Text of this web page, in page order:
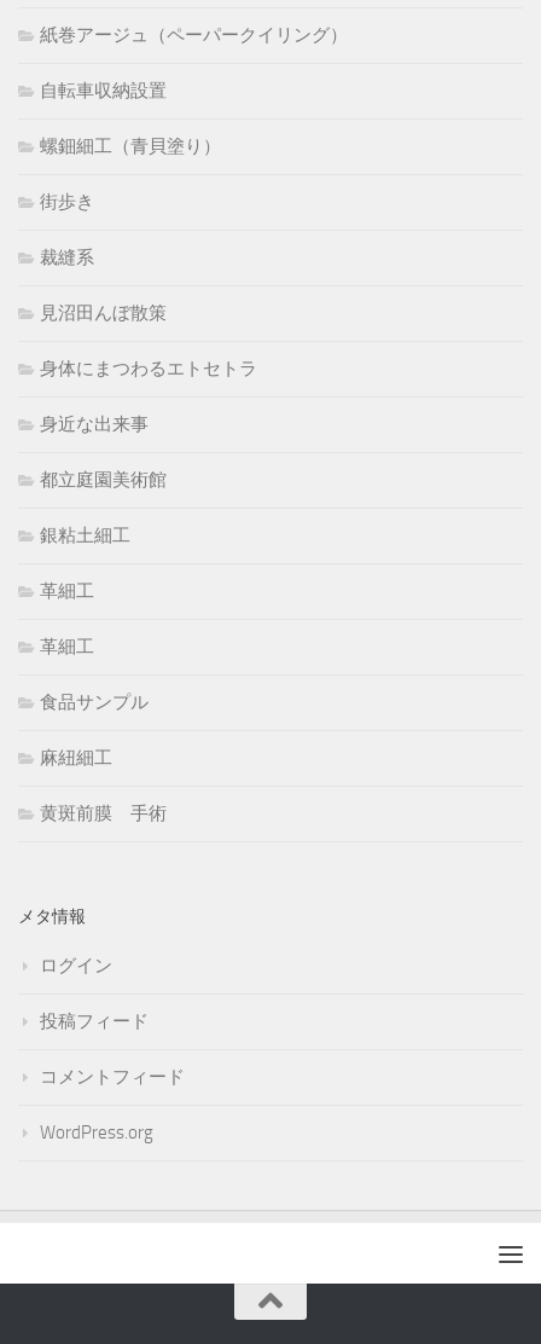
紙巻アージュ（ペーパークイリング）
自転車収納設置
螺鈿細工（青貝塗り）
街歩き
裁縫系
見沼田んぼ散策
身体にまつわるエトセトラ
身近な出来事
都立庭園美術館
銀粘土細工
革細工
革細工
食品サンプル
麻紐細工
黄斑前膜 手術
メタ情報
ログイン
投稿フィード
コメントフィード
WordPress.org